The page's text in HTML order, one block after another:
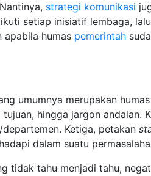
strategi komunikasi
setiap inisiatif lembaga,
apabila humas pemerintah
umumnya merupakan
hingga jargon andalan.
Ketiga, petakan
dalam suatu
tidak tahu menjadi tahu,